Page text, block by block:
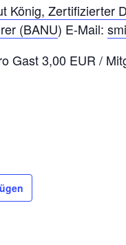
König, Zertifizierter
(BANU) E-Mail:
Gast 3,00 EUR /